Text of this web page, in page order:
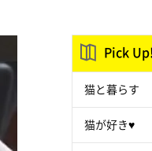
Pick Up!
猫と暮らす
猫が好き♥